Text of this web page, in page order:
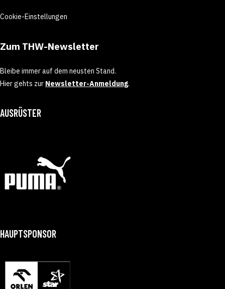
Cookie-Einstellungen
Zum THW-Newsletter
Bleibe immer auf dem neusten Stand.
Hier gehts zur Newsletter-Anmeldung.
AUSRÜSTER
HAUPTSPONSOR